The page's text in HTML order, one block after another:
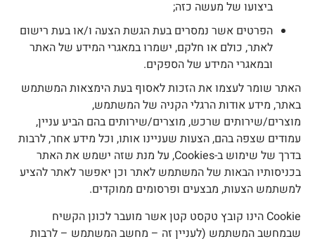
ביצועו של מעשה כזה;
הפרטים אשר נמסרים בעת הגשת הצעה ו/או בעת רישום
לאתר, כולם או חלקם, ישמרו במאגרי המידע של האתר
ובמאגרי המידע של הספקים.
שומר לעצמו את הזכות לאסוף בעת הימצאות המשתמש
מידע אודות הרגלי הקניה של המשתמש,
שירותים שרכש, מוצרים/שירותים בהם הביע עניין,
שצפה בהם, הצעות שעניינו אותו, וכל מידע אחר, לרבות
בדרך של שימוש ב-Cookies, על מנת שזה ישמש את האתר
הבאות של המשתמש לאתר וכן יאפשר לאתר להציע
הצעות, מבצעים ופרסומים ממוקדים.
Cookie הינו קובץ טקסט קטן אשר מועבר לכונן הקשיח
המשתמש (לעניין זה – מחשב המשתמש – לרבות